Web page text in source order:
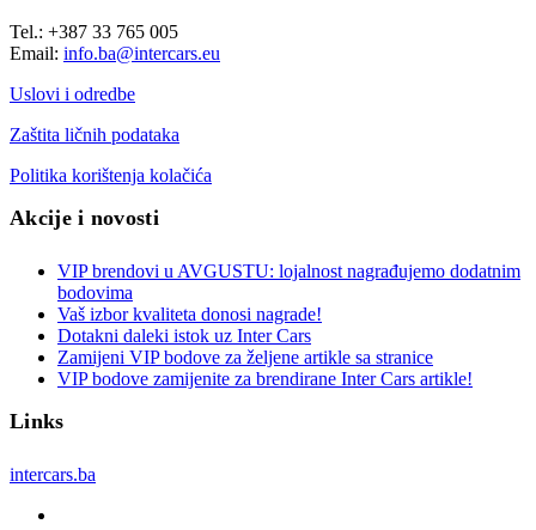
Tel.: +387 33 765 005
Email: info.ba@intercars.eu
Uslovi i odredbe
Zaštita ličnih podataka
Politika korištenja kolačića
Akcije i novosti
VIP brendovi u AVGUSTU: lojalnost nagrađujemo dodatnim
bodovima
Vaš izbor kvaliteta donosi nagrade!
Dotakni daleki istok uz Inter Cars
Zamijeni VIP bodove za željene artikle sa stranice
VIP bodove zamijenite za brendirane Inter Cars artikle!
Links
intercars.ba